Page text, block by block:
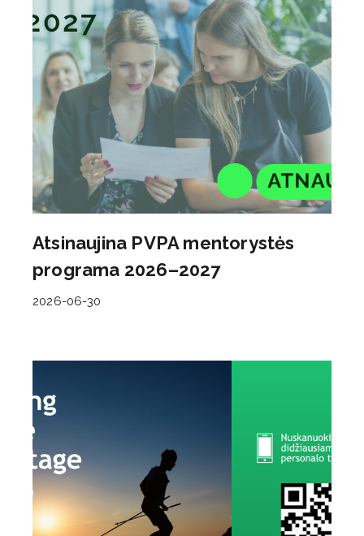
Atsinaujina PVPA mentorystės
programa 2026–2027
2026-06-30